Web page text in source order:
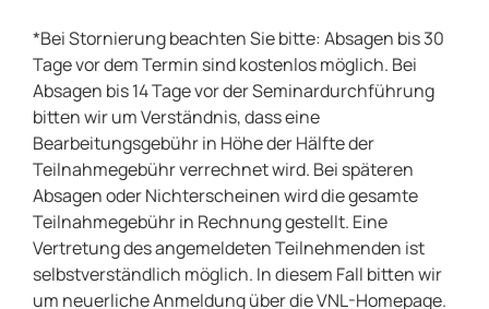
*Bei Stornierung beachten Sie bitte: Absagen bis 30
Tage vor dem Termin sind kostenlos möglich. Bei
Absagen bis 14 Tage vor der Seminardurchführung
bitten wir um Verständnis, dass eine
Bearbeitungsgebühr in Höhe der Hälfte der
Teilnahmegebühr verrechnet wird. Bei späteren
Absagen oder Nichterscheinen wird die gesamte
Teilnahmegebühr in Rechnung gestellt. Eine
Vertretung des angemeldeten Teilnehmenden ist
selbstverständlich möglich. In diesem Fall bitten wir
um neuerliche Anmeldung über die VNL-Homepage.